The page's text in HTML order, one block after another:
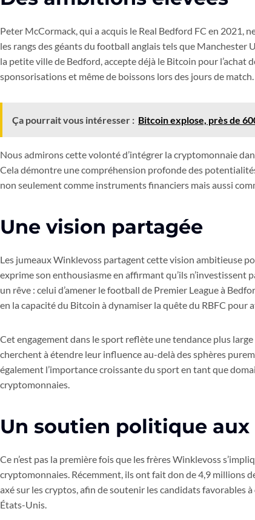
Peter McCormack, qui a acquis le Real Bedford FC en 2021,
les rangs des géants du football anglais tels que Manchester
la petite ville de Bedford, accepte déjà le Bitcoin pour l’achat
sponsorisations et même de boissons lors des jours de match.
Ça pourrait vous intéresser : Bitcoin explose, près de
Nous admirons cette volonté d’intégrer la cryptomonnaie
Cela démontre une compréhension profonde des
non seulement comme instruments financiers mais aussi
Une vision partagée
Les jumeaux Winklevoss partagent cette vision ambitieuse
exprime son enthousiasme en affirmant qu’ils n’investissent
un rêve : celui d’amener le football de Premier League à
en la capacité du Bitcoin à dynamiser la quête du RBFC
Cet engagement dans le sport reflète une tendance plus
cherchent à étendre leur influence au-delà des sphères
également l’importance croissante du sport en tant que
cryptomonnaies.
Un soutien politique
Ce n’est pas la première fois que les frères Winklevoss
cryptomonnaies. Récemment, ils ont fait don de 4,9 millions
axé sur les cryptos, afin de soutenir les candidats favorables
États-Unis.